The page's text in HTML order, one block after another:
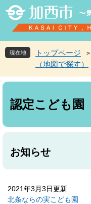
先
頭
す
を
飛
し
へ
現在地 トップページ >
（地図で探す）
本
認定こども園
お知らせ
2021年3月3日更新
北条ならの実こども園